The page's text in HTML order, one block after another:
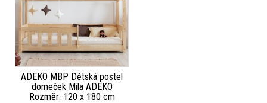
ADEKO MBP Dětská postel
domeček Mila ADEKO
Rozměr: 120 x 180 cm